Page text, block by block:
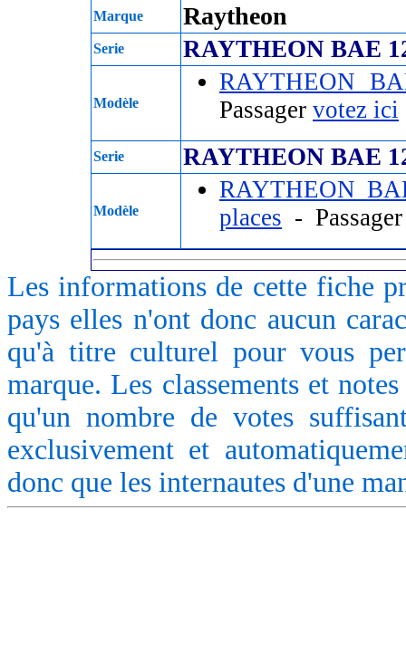
Marque Raytheon
Serie RAYTHEON BAE
Modèle
RAYTHEON
Passager votez ici
Serie RAYTHEON BAE
Modèle
RAYTHEON
places -
Les informations de cette fiche
pays elles n'ont donc aucun
qu'à titre culturel pour vous
marque. Les classements et
qu'un nombre de votes
exclusivement et
donc que les internautes d'une